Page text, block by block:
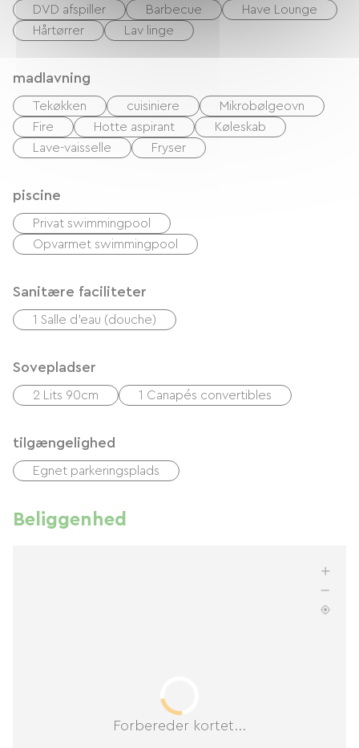
DVD afspiller
Barbecue
Have Lounge
Hårtørrer
Lav linge
madlavning
Tekøkken cuisiniere
Mikrobølgeovn
Fire
Hotte aspirant
Køleskab
Lave-vaisselle
Fryser
piscine
Privat swimmingpool
Opvarmet swimmingpool
Sanitære faciliteter
1 Salle d'eau (douche)
Sovepladser
2 Lits 90cm 1 Canapés convertibles
tilgængelighed
Egnet parkeringsplads
Beliggenhed
Forbereder kortet...